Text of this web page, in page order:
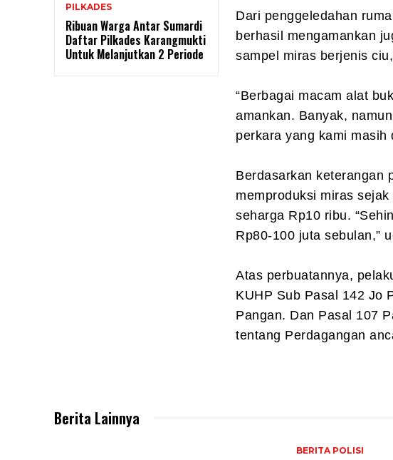
PILKADES
Ribuan Warga Antar Sumardi
Daftar Pilkades Karangmukti
Untuk Melanjutkan 2 Periode
Dari penggeledahan
berhasil mengamankan
sampel miras berjenis
“Berbagai macam alat
amankan. Banyak,
perkara yang kami masih
Berdasarkan keterangan
memproduksi miras
seharga Rp10 ribu.
Rp80-100 juta sebulan,”
Atas perbuatannya,
KUHP Sub Pasal 142 Jo
Pangan. Dan Pasal 107
tentang Perdagangan
Berita Lainnya
BERITA POLISI